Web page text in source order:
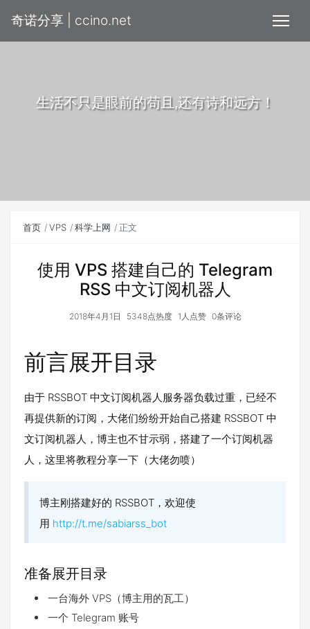
奇诺分享 | ccino.net
生活不只是眼前的苟且,还有诗和远方！
首页 VPS 科学上网 正文
使用 VPS 搭建自己的 Telegram
RSS 中文订阅机器人
2018年4月1日 5348点热度 1人点赞 0条评论
前言展开目录
由于 RSSBOT 中文订阅机器人服务器负载过重，已经不
再提供新的订阅，大佬们纷纷开始自己搭建 RSSBOT 中
文订阅机器人，博主也不甘示弱，搭建了一个订阅机器
人，这里将教程分享一下（大佬勿喷）
博主刚搭建好的 RSSBOT，欢迎使
用 http://t.me/sabiarss_bot
准备展开目录
一台海外 VPS（博主用的瓦工）
一个 Telegram 账号